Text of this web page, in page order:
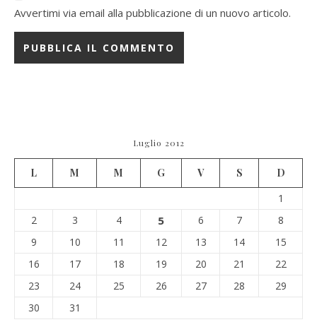
Avvertimi via email alla pubblicazione di un nuovo articolo.
Luglio 2012
L M M G V S
D
1
2
3 4 5 6 7
8
9
10 11 12 13 14
15
16
17 18 19 20 21
22
23
24 25 26 27 28
29
30
31